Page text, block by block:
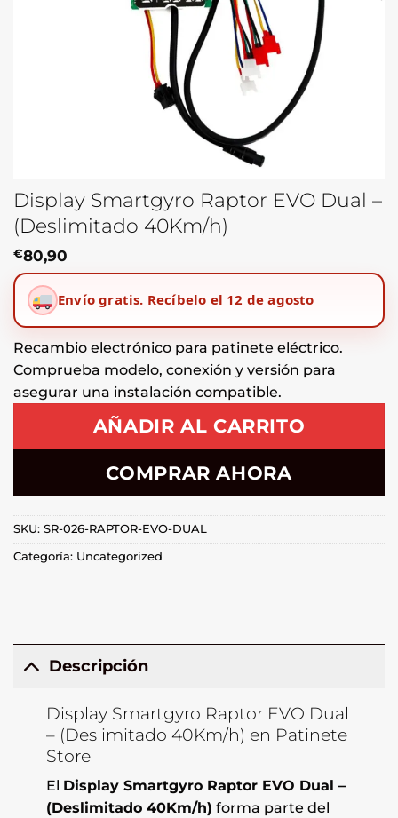
Display Smartgyro Raptor EVO Dual –
(Deslimitado 40Km/h)
€80,90
Envío gratis. Recíbelo el 12 de agosto
Recambio electrónico para patinete eléctrico.
Comprueba modelo, conexión y versión para
asegurar una instalación compatible.
AÑADIR AL CARRITO
COMPRAR AHORA
SKU: SR-026-RAPTOR-EVO-DUAL
Categoría: Uncategorized
Descripción
Display Smartgyro Raptor EVO Dual
– (Deslimitado 40Km/h) en Patinete
Store
El Display Smartgyro Raptor EVO Dual –
(Deslimitado 40Km/h) forma parte del